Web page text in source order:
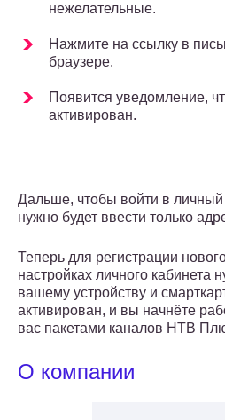
нежелательные.
Нажмите на ссылку в
браузере.
Появится уведомление,
активирован.
Дальше, чтобы войти в
нужно будет ввести только
Теперь для регистрации
настройках личного кабинета
вашему устройству и
активирован, и вы начнёте
вас пакетами каналов НТВ
О компании